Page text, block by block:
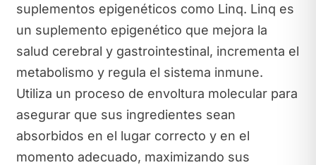
suplementos epigenéticos como Linq. Linq es
un suplemento epigenético que mejora la
salud cerebral y gastrointestinal, incrementa el
metabolismo y regula el sistema inmune.
Utiliza un proceso de envoltura molecular para
asegurar que sus ingredientes sean
absorbidos en el lugar correcto y en el
momento adecuado, maximizando sus